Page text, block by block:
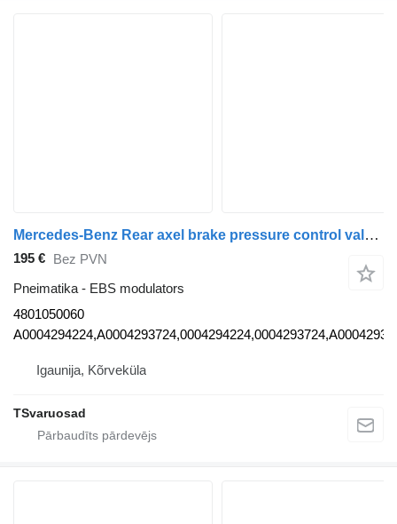
Mercedes-Benz Rear axel brake pressure control valve 4801050060 EBS modulators paredzēts Mercedes-Benz Actros vilcēja
195 € Bez PVN
Pneimatika - EBS modulators
4801050060
Igaunija, Kõrveküla
TSvaruosad